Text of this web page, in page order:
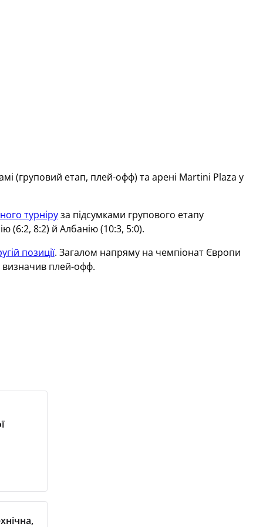
(груповий етап, плей-офф) та арені Martini Plaza у
турніруза підсумками групового етапу
(6:2, 8:2) й Албанію (10:3, 5:0).
позиції. Загалом напряму на чемпіонат Європи
визначив плей-офф.